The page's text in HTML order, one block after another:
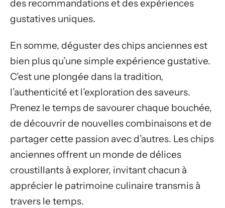
des recommandations et des expériences
gustatives uniques.
En somme, déguster des chips anciennes est
bien plus qu’une simple expérience gustative.
C’est une plongée dans la tradition,
l’authenticité et l’exploration des saveurs.
Prenez le temps de savourer chaque bouchée,
de découvrir de nouvelles combinaisons et de
partager cette passion avec d’autres. Les chips
anciennes offrent un monde de délices
croustillants à explorer, invitant chacun à
apprécier le patrimoine culinaire transmis à
travers le temps.